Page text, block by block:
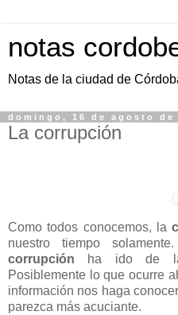
notas
Notas de la ciudad de
domingo, 16 de agosto de
La corrupción
Como todos conocemos, la
nuestro tiempo
corrupción ha ido de la
Posiblemente lo que ocurre
información nos haga
parezca más acuciante.